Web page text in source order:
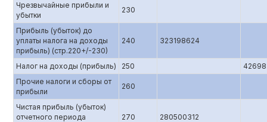
Чрезвычайные прибыли и
убытки
230
Прибыль (убыток) до
уплаты налога на доходы
прибыль) (стр.220+/-230)
240 323198624
Налог на доходы (прибыль) 250
Прочие налоги и сборы от
прибыли
260
Чистая прибыль (убыток)
отчетного периода
270 280500312